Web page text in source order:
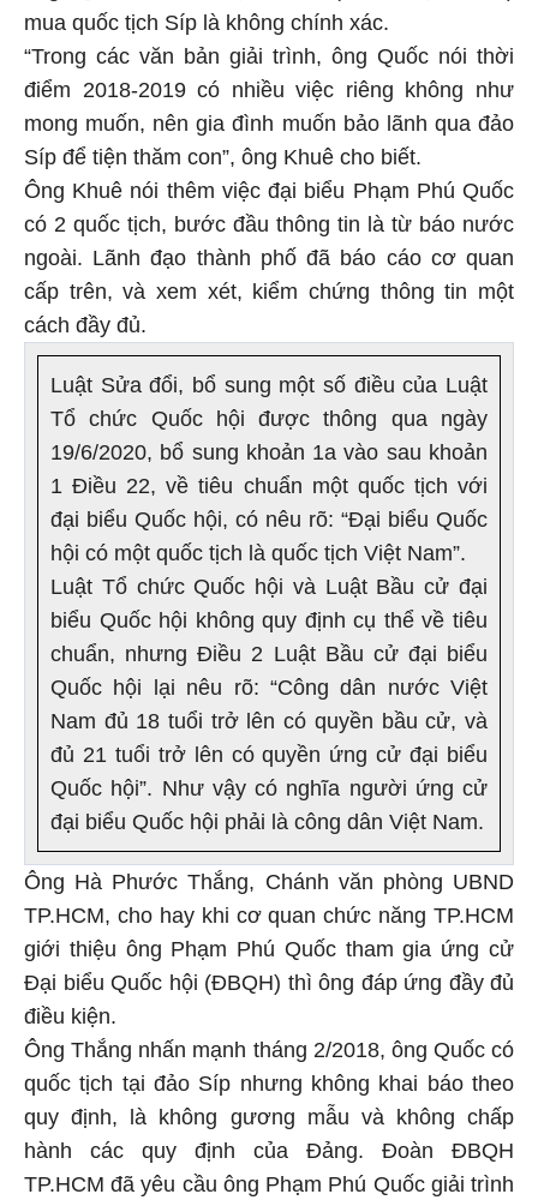
mua quốc tịch Síp là không chính xác.
“Trong các văn bản giải trình, ông Quốc nói thời
điểm 2018-2019 có nhiều việc riêng không như
mong muốn, nên gia đình muốn bảo lãnh qua đảo
Síp để tiện thăm con”, ông Khuê cho biết.
Ông Khuê nói thêm việc đại biểu Phạm Phú Quốc
có 2 quốc tịch, bước đầu thông tin là từ báo nước
ngoài. Lãnh đạo thành phố đã báo cáo cơ quan
cấp trên, và xem xét, kiểm chứng thông tin một
cách đầy đủ.
Luật Sửa đổi, bổ sung một số điều của Luật
Tổ chức Quốc hội được thông qua ngày
19/6/2020, bổ sung khoản 1a vào sau khoản
1 Điều 22, về tiêu chuẩn một quốc tịch với
đại biểu Quốc hội, có nêu rõ: “Đại biểu Quốc
hội có một quốc tịch là quốc tịch Việt Nam”.
Luật Tổ chức Quốc hội và Luật Bầu cử đại
biểu Quốc hội không quy định cụ thể về tiêu
chuẩn, nhưng Điều 2 Luật Bầu cử đại biểu
Quốc hội lại nêu rõ: “Công dân nước Việt
Nam đủ 18 tuổi trở lên có quyền bầu cử, và
đủ 21 tuổi trở lên có quyền ứng cử đại biểu
Quốc hội”. Như vậy có nghĩa người ứng cử
đại biểu Quốc hội phải là công dân Việt Nam.
Ông Hà Phước Thắng, Chánh văn phòng UBND
TP.HCM, cho hay khi cơ quan chức năng TP.HCM
giới thiệu ông Phạm Phú Quốc tham gia ứng cử
Đại biểu Quốc hội (ĐBQH) thì ông đáp ứng đầy đủ
điều kiện.
Ông Thắng nhấn mạnh tháng 2/2018, ông Quốc có
quốc tịch tại đảo Síp nhưng không khai báo theo
quy định, là không gương mẫu và không chấp
hành các quy định của Đảng. Đoàn ĐBQH
TP.HCM đã yêu cầu ông Phạm Phú Quốc giải trình